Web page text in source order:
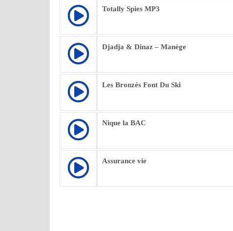
Totally Spies MP3
Djadja & Dinaz – Manège
Les Bronzés Font Du Ski
Nique la BAC
Assurance vie